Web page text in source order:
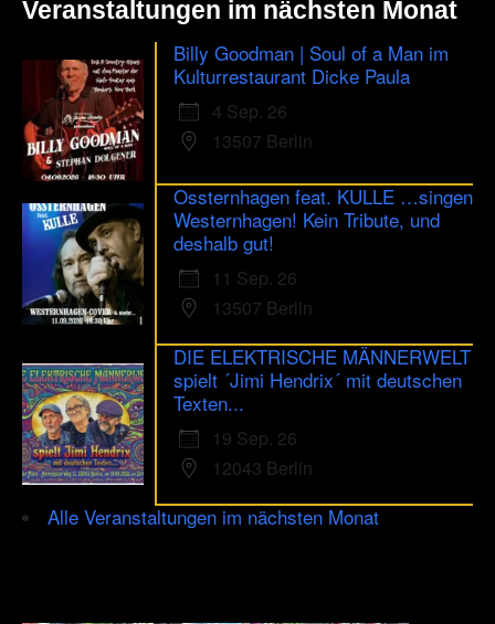
Veranstaltungen im nächsten Monat
Billy Goodman | Soul of a Man im
Kulturrestaurant Dicke Paula
4 Sep. 26
13507 Berlin
Ossternhagen feat. KULLE …singen
Westernhagen! Kein Tribute, und
deshalb gut!
11 Sep. 26
13507 Berlin
DIE ELEKTRISCHE MÄNNERWELT
spielt ´Jimi Hendrix´ mit deutschen
Texten...
19 Sep. 26
12043 Berlin
Alle Veranstaltungen im nächsten Monat